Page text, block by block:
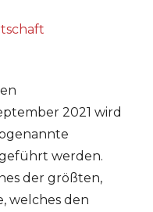
2021 wird
werden.
der größten,
welches den